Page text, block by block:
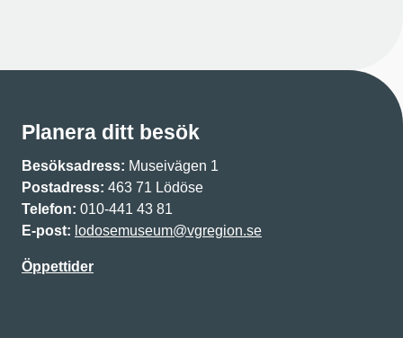
Planera ditt besök
Besöksadress: Museivägen 1
Postadress: 463 71 Lödöse
Telefon: 010-441 43 81
E-post: lodosemuseum@vgregion.se
Öppettider